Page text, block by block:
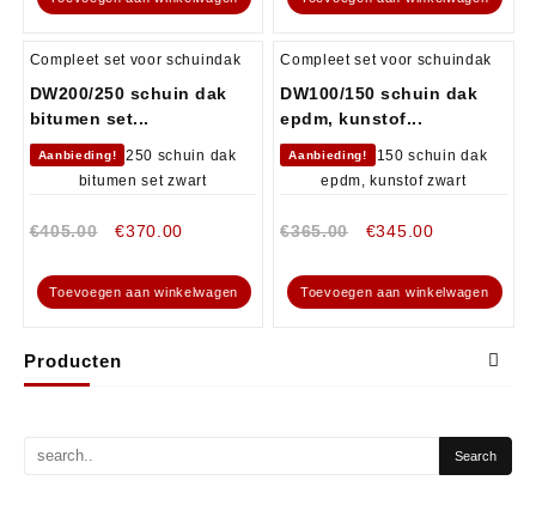
Producten
Compleet set voor schuindak
DW200/250 schuin dak
bitumen set...
Aanbieding!
€405.00 €370.00
Toevoegen aan winkelwagen
Compleet set voor schuindak
DW100/150 schuin dak
epdm, kunstof...
Aanbieding!
€365.00 €345.00
Toevoegen aan winkelwagen